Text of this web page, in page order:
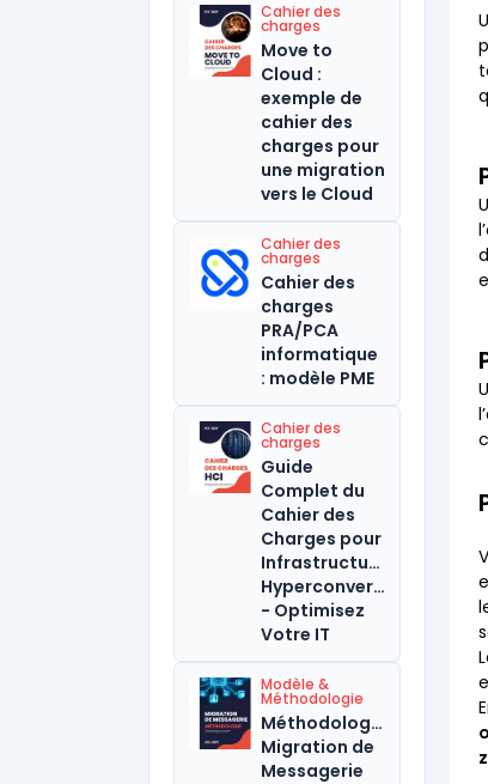
Cahier des
charges
Move to
Cloud :
exemple de
cahier des
charges pour
une migration
vers le Cloud
Cahier des
charges
Cahier des
charges
PRA/PCA
informatique
: modèle PME
Cahier des
charges
Guide
Complet du
Cahier des
Charges pour
Infrastructure
Hyperconvergée
- Optimisez
Votre IT
Modèle &
Méthodologie
Méthodologie
Migration de
Messagerie